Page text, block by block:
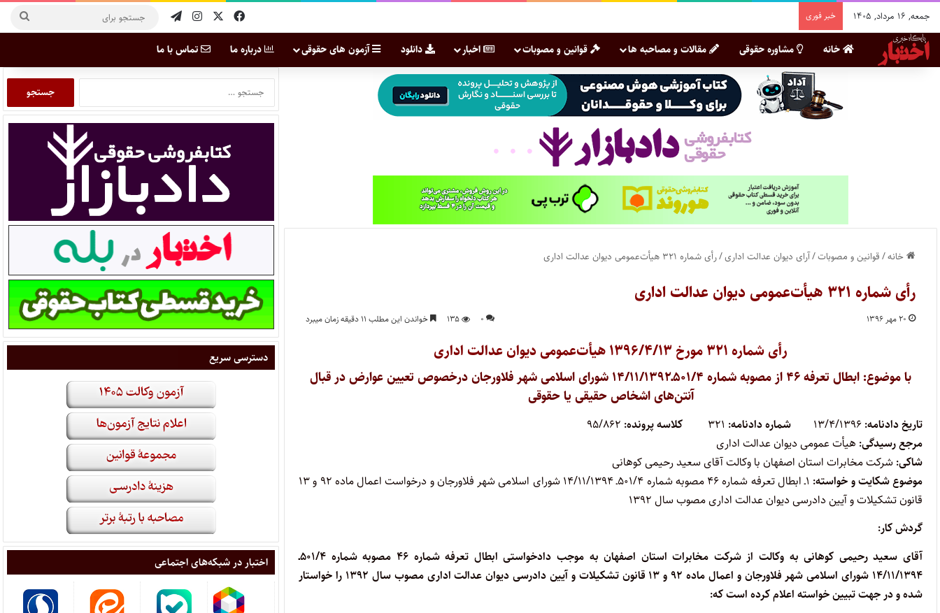
جمعه, ۱۶ مرداد, ۱۴۰۵ خبر فوری
خانه مشاوره حقوقی مقالات و مصاحبه ها قوانین و مصوبات اخبار دانلود آزمون های حقوقی درباره ما تماس با ما
خانه/قوانین و مصوبات/آرای دیوان عدالت اداری/رأی شماره ۳۲۱ هیأت‌عمومی دیوان عدالت اداری
رأی شماره ۳۲۱ هیأت‌عمومی دیوان عدالت اداری
۲۰ مهر ۱۳۹۶ ۰ ۱۳۵ خواندن این مطلب ۱۱ دقیقه زمان میبرد
رأی شماره ۳۲۱ مورخ ۱۳۹۶/۴/۱۳ هیأت‌عمومی دیوان عدالت اداری
با موضوع: ابطال تعرفه ۴۶ از مصوبه شماره ۵۰۱/۴ـ۱۴/۱۱/۱۳۹۲ شورای اسلامی شهر فلاورجان درخصوص تعیین عوارض در قبال
آنتن‌های اشخاص حقیقی یا حقوقی
تاریخ دادنامه: شماره دادنامه: کلاسه پرونده:
مرجع رسیدگی: هیأت عمومی دیوان عدالت اداری
شاکی: شرکت مخابرات استان اصفهان با وکالت آقای سعید رحیمی کوهانی
موضوع شکایت و خواسته:
۱ـ ابطال تعرفه شماره ۴۶ مصوبه شماره ۵۰۱/۴ـ ۱۴/۱۱/۱۳۹۴ شورای اسلامی شهر فلاورجان و درخواست اعمال ماده ۹۲ و ۱۳
قانون تشکیلات و آیین دادرسی دیوان عدالت اداری مصوب سال ۱۳۹۲
گردش کار:
آقای سعید رحیمی کوهانی به وکالت از شرکت مخابرات استان اصفهان به موجب دادخواستی ابطال تعرفه شماره ۴۶ مصوبه شماره ۵۰۱/۴ـ
۱۴/۱۱/۱۳۹۴ شورای اسلامی شهر فلاورجان و اعمال ماده ۹۲ و ۱۳ قانون تشکیلات و آیین دادرسی دیوان عدالت اداری مصوب سال ۱۳۹۲ را خواستار
شده و در جهت تبیین خواسته اعلام کرده است که:
دسترسی سریع
اختبار در شبکه‌های اجتماعی